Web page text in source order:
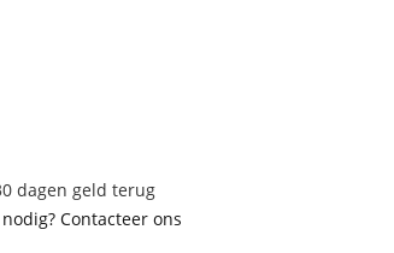
dagen geld terug
Contacteer ons